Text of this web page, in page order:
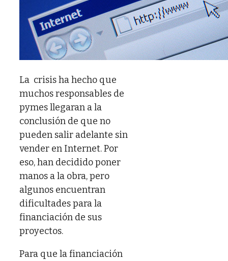
La crisis ha hecho que
muchos responsables de
pymes llegaran a la
conclusión de que no
pueden salir adelante sin
vender en Internet. Por
eso, han decidido poner
manos a la obra, pero
algunos encuentran
dificultades para la
financiación de sus
proyectos.
Para que la financiación